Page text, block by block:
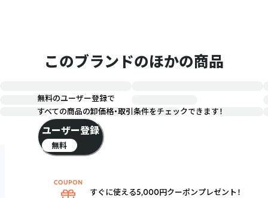
このブランドのほかの商品
無料のユーザー登録で
すべての商品の卸価格・取引条件をチェックできます！
ユーザー登録
無料
すぐに使える5,000円クーポンプレゼント！